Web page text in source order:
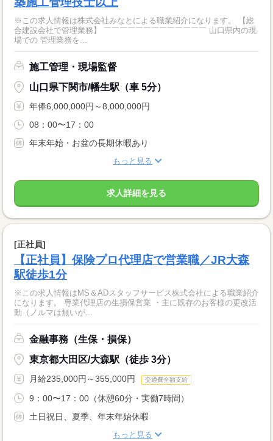
※この求人情報は株式会社みなとによる職業紹介になります。 【総
合建設会社で管理業務】 ￣￣￣￣￣￣￣￣￣￣￣￣￣ 山口県内の現
場での 管理業務を...
施工管理・現場監督
山口県下関市/幡生駅（車 5分）
年俸6,000,000円～8,000,000円
08：00〜17：00
年末年始・お盆の長期休暇あり
もっと見る
求人詳細を見る
[正社員]
【正社員】保険プロ代理店で営業職／JR大森
駅徒歩1分
※この求人情報はMS＆ADスタッフサービス株式会社による職業紹介
になります。 専業代理店の生損保営業 ・主に既存のお客様の更改活
動（ノルマは無いが...
金融事務（生保・損保）
東京都大田区/大森駅（徒歩 3分）
月給235,000円～355,000円 交通費全額支給
9：00〜17：00（休憩60分・実働7時間）
土日祝日、夏季、年末年始休暇
もっと見る